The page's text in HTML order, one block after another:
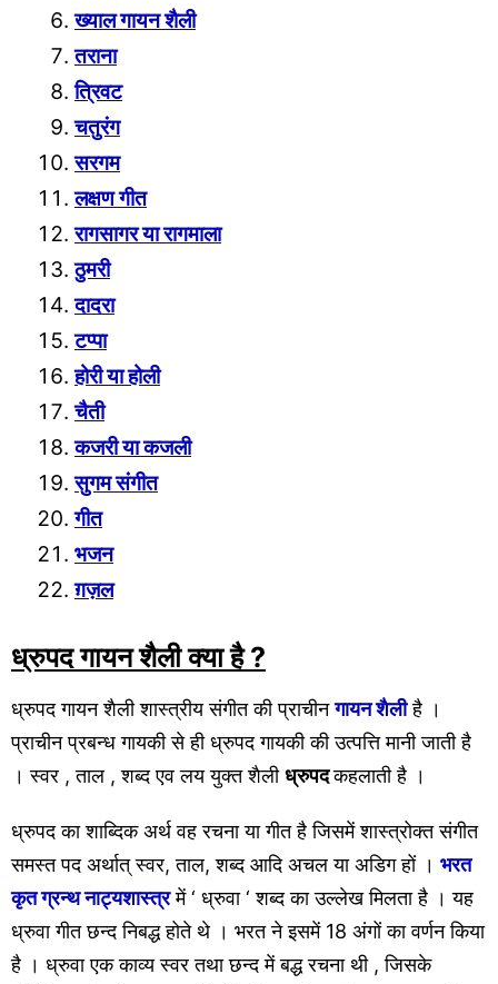
ख्याल गायन शैली
तराना
त्रिवट
चतुरंग
सरगम
लक्षण गीत
रागसागर या रागमाला
ठुमरी
दादरा
टप्पा
होरी या होली
चैती
कजरी या कजली
सुगम संगीत
गीत
भजन
ग़ज़ल
ध्रुपद गायन शैली क्या है ?
ध्रुपद गायन शैली शास्त्रीय संगीत की प्राचीनगायन शैलीहै ।
प्राचीन प्रबन्ध गायकी से ही ध्रुपद गायकी की उत्पत्ति मानी जाती है
। स्वर , ताल , शब्द एव लय युक्त शैलीध्रुपदकहलाती है ।
ध्रुपद का शाब्दिक अर्थ वह रचना या गीत है जिसमें शास्त्रोक्त संगीत
समस्त पद अर्थात् स्वर, ताल, शब्द आदि अचल या अडिग हों । भरत
कृत ग्रन्थ नाट्यशास्त्रमें ‘ ध्रुवा ‘ शब्द का उल्लेख मिलता है । यह
ध्रुवा गीत छन्द निबद्ध होते थे । भरत ने इसमें 18 अंगों का वर्णन किया
है । ध्रुवा एक काव्य स्वर तथा छन्द में बद्ध रचना थी , जिसके